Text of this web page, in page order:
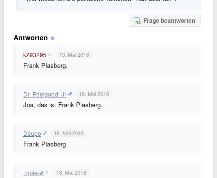
Frage beantworten
Antworten
k293295 19. Mai 2018
Frank Plasberg.
Dr_Feelgood_Jr 18. Mai 2018
Joa, das ist Frank Plasberg.
Deupo 18. Mai 2018
Frank Plasberg
Triple-A 18. Mai 2018